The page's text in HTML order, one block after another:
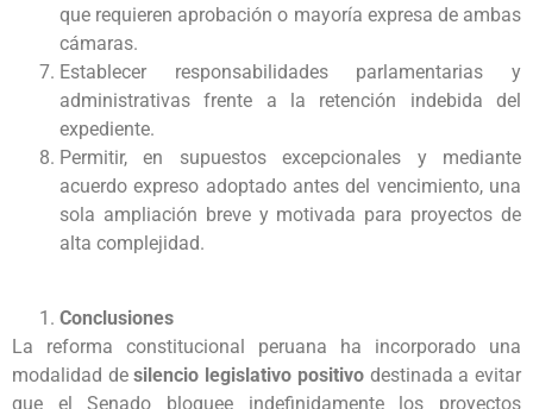
que requieren aprobación o mayoría expresa de ambas
cámaras.
Establecer responsabilidades parlamentarias y
administrativas frente a la retención indebida del
expediente.
Permitir, en supuestos excepcionales y mediante
acuerdo expreso adoptado antes del vencimiento, una
sola ampliación breve y motivada para proyectos de
alta complejidad.
Conclusiones
La reforma constitucional peruana ha incorporado una
modalidad desilencio legislativo positivodestinada a evitar
que el Senado bloquee indefinidamente los proyectos